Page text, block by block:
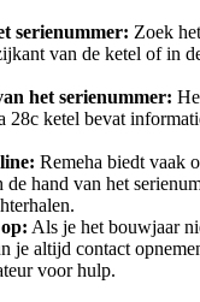
serienummer: Zoek
van de ketel of in
het serienummer:
28c ketel bevat
Remeha biedt vaak
de hand van het
Als je het bouwjaar
je altijd contact
voor hulp.